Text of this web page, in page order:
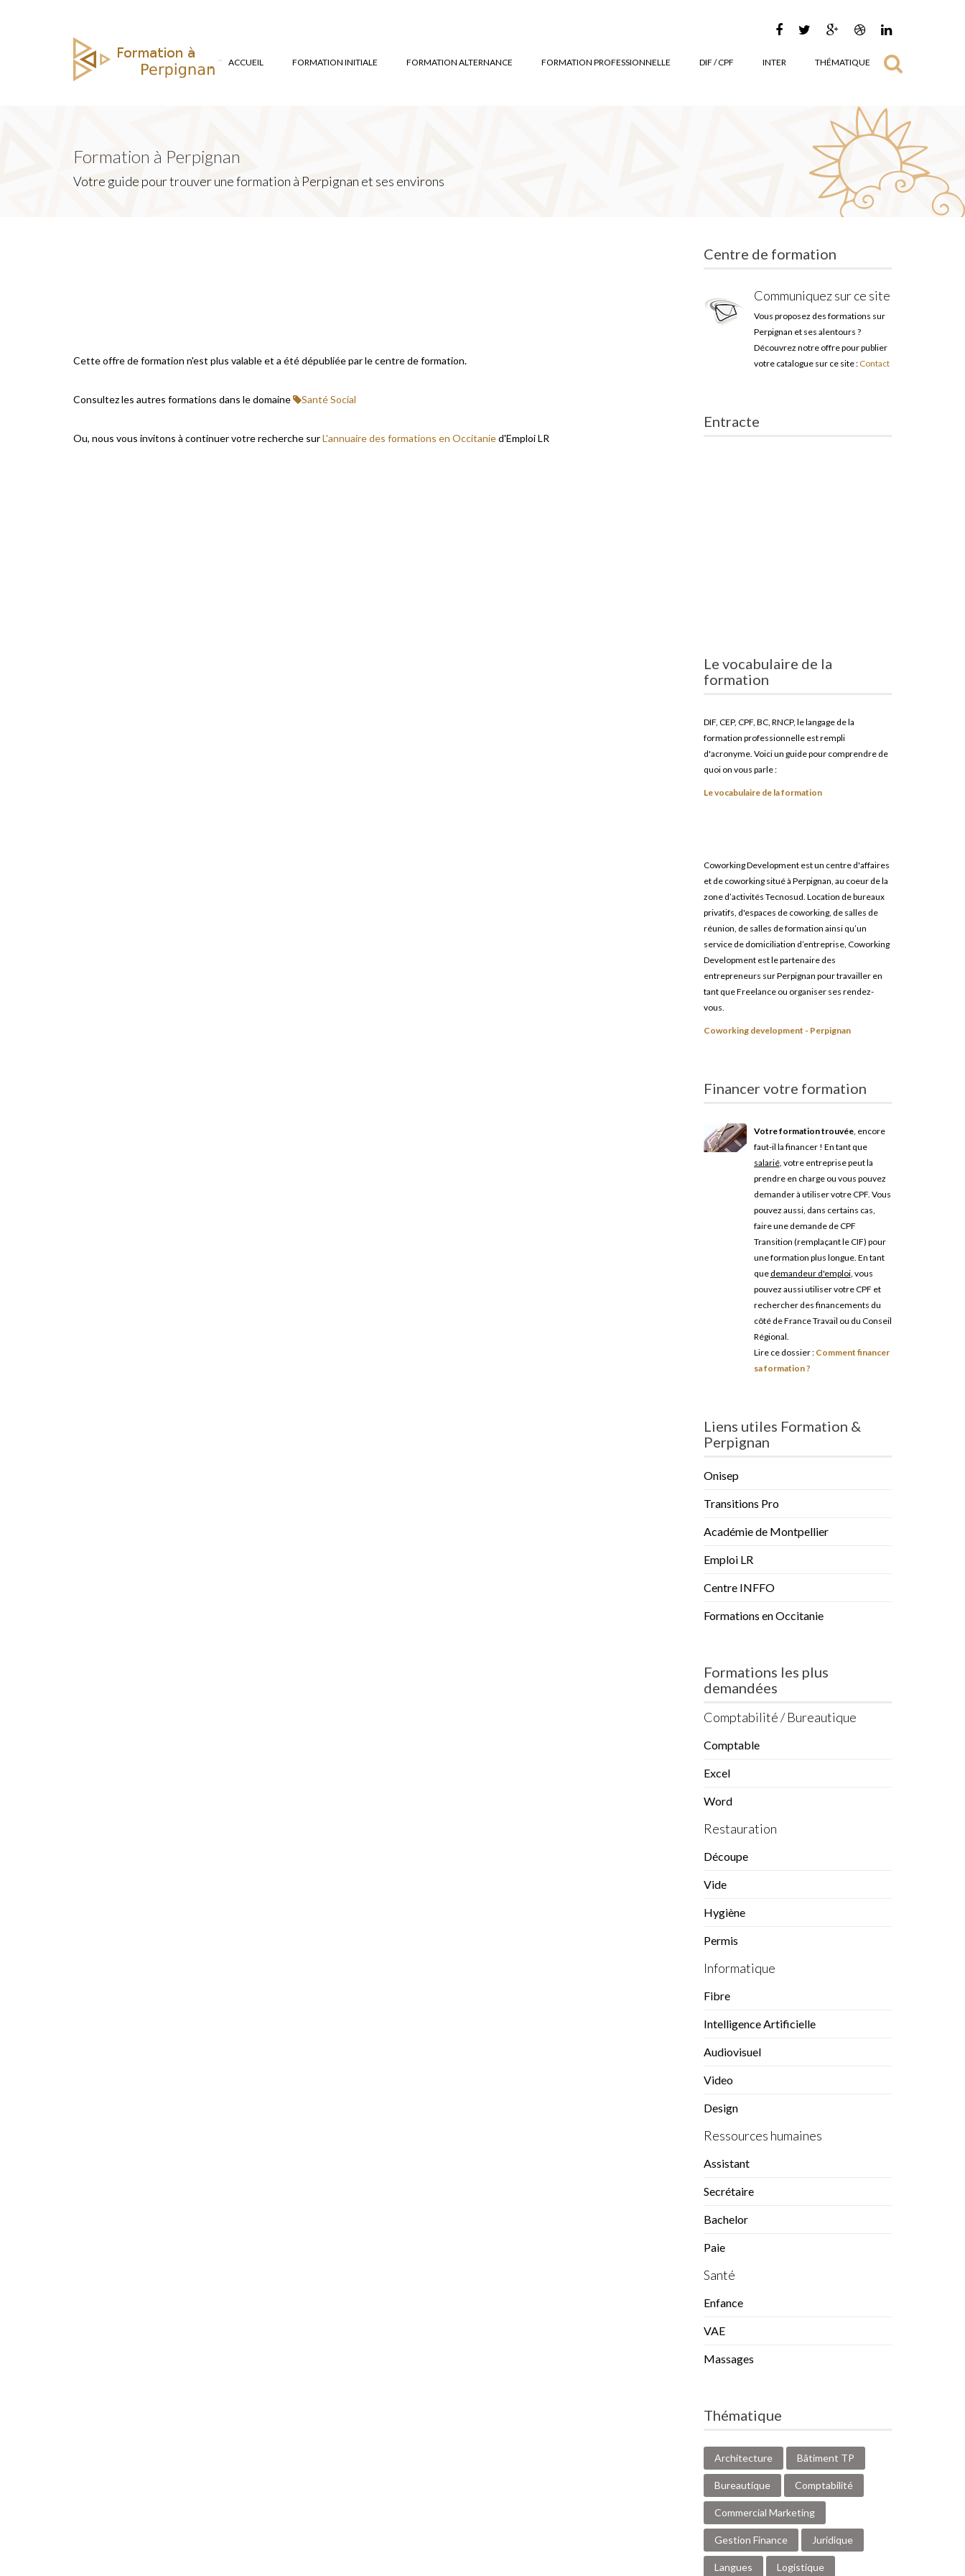
ACCUEIL FORMATION INITIALE FORMATION ALTERNANCE FORMATION PROFESSIONNELLE DIF / CPF INTER THÉMATIQUE
Formation à Perpignan
Votre guide pour trouver une formation à Perpignan et ses environs
Cette offre de formation n'est plus valable et a été dépubliée par le centre de formation.
Consultez les autres formations dans le domaine Santé Social
Ou, nous vous invitons à continuer votre recherche surL'annuaire des formations en Occitanied'Emploi LR
Centre de formation
Communiquez sur ce site
Vous proposez des formations sur
Perpignan et ses alentours ?
Découvrez notre offre pour publier
votre catalogue sur ce site : Contact
Entracte
Le vocabulaire de la
formation
DIF, CEP, CPF, BC, RNCP, le langage de la
formation professionnelle est rempli
d'acronyme. Voici un guide pour comprendre de
quoi on vous parle :
Le vocabulaire de la formation
Coworking Development est un centre d'affaires
et de coworking situé à Perpignan, au coeur de la
zone d’activités Tecnosud. Location de bureaux
privatifs, d'espaces de coworking, de salles de
réunion, de salles de formation ainsi qu’un
service de domiciliation d’entreprise, Coworking
Development est le partenaire des
entrepreneurs sur Perpignan pour travailler en
tant que Freelance ou organiser ses rendez-
vous.
Coworking development - Perpignan
Financer votre formation
Votre formation trouvée, encore
faut-il la financer ! En tant que
salarié, votre entreprise peut la
prendre en charge ou vous pouvez
demander à utiliser votre CPF. Vous
pouvez aussi, dans certains cas,
faire une demande de CPF
Transition (remplaçant le CIF) pour
une formation plus longue. En tant
que demandeur d'emploi, vous
pouvez aussi utiliser votre CPF et
rechercher des financements du
côté de France Travail ou du Conseil
Régional.
Lire ce dossier : Comment financer
sa formation ?
Liens utiles Formation &
Perpignan
Onisep
Transitions Pro
Académie de Montpellier
Emploi LR
Centre INFFO
Formations en Occitanie
Formations les plus
demandées
Comptabilité / Bureautique
Comptable
Excel
Word
Restauration
Découpe
Vide
Hygiène
Permis
Informatique
Fibre
Intelligence Artificielle
Audiovisuel
Video
Design
Ressources humaines
Assistant
Secrétaire
Bachelor
Paie
Santé
Enfance
VAE
Massages
Thématique
Architecture Bâtiment TP
Bureautique Comptabilité
Commercial Marketing
Gestion Finance Juridique
Langues Logistique